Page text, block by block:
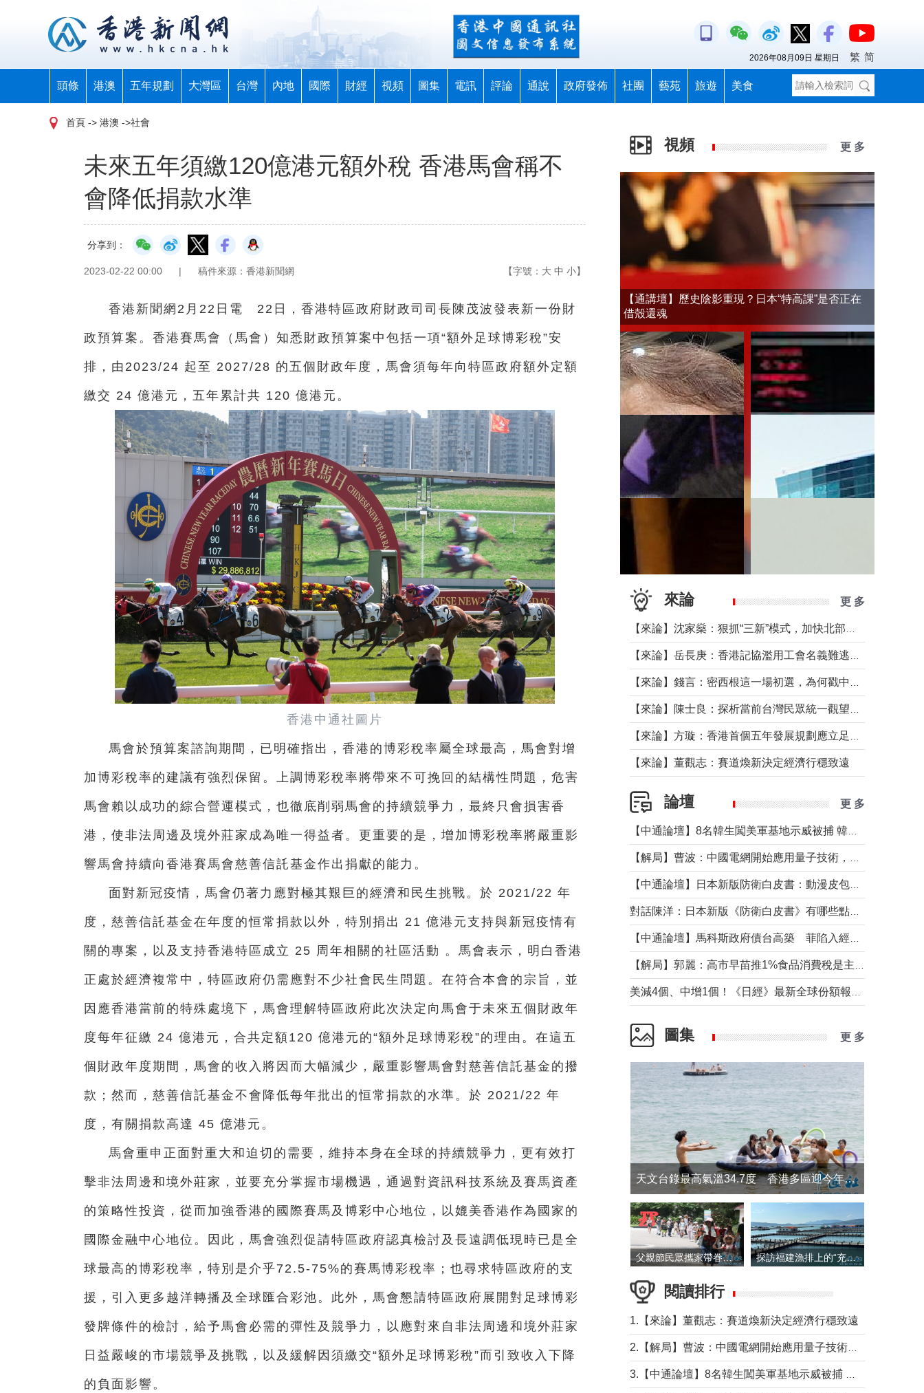
頭條 港澳 五年規劃 大灣區 台灣 內地 國際 財經 視頻 圖集 電訊 評論 通說 政府發佈 社團 藝苑 旅遊 美食
2026年08月09日 星期日 繁 简
首頁 -> 港澳 ->社會
未來五年須繳120億港元額外稅 香港馬會稱不
會降低捐款水準
分享到：
2023-02-22 00:00 | 稿件來源：香港新聞網 【字號： 大 中 小】
香港新聞網2月22日電 22日，香港特區政府財政司司長陳茂波發表新一份財
政預算案。香港賽馬會（馬會）知悉財政預算案中包括一項“額外足球博彩稅”安
排，由2023/24 起至 2027/28 的五個財政年度，馬會須每年向特區政府額外定額
繳交 24 億港元，五年累計共 120 億港元。
香港中通社圖片
馬會於預算案諮詢期間，已明確指出，香港的博彩稅率屬全球最高，馬會對增
加博彩稅率的建議有強烈保留。上調博彩稅率將帶來不可挽回的結構性問題，危害
馬會賴以成功的綜合營運模式，也徹底削弱馬會的持續競爭力，最終只會損害香
港，使非法周邊及境外莊家成為唯一得益者。更重要的是，增加博彩稅率將嚴重影
響馬會持續向香港賽馬會慈善信託基金作出捐獻的能力。
面對新冠疫情，馬會仍著力應對極其艱巨的經濟和民生挑戰。於 2021/22 年
度，慈善信託基金在年度的恒常捐款以外，特別捐出 21 億港元支持與新冠疫情有
關的專案，以及支持香港特區成立 25 周年相關的社區活動 。 馬會表示， 明白香港
正處於經濟複常中，特區政府仍需應對不少社會民生問題。在符合本會的宗旨，並
因應香港當前的特殊處境下，馬會理解特區政府此次決定向馬會于未來五個財政年
度每年征繳 24 億港元，合共定額120 億港元的“額外足球博彩稅”的理由。在這五
個財政年度期間，馬會的收入將因而大幅減少，嚴重影響馬會對慈善信託基金的撥
款；然而，慈善信託基金不會降低每年批出的恒常捐款的水準。於 2021/22 年
度，有關捐款高達 45 億港元。
馬會重申正面對重大和迫切的需要，維持本身在全球的持續競爭力，更有效打
擊非法周邊和境外莊家，並要充分掌握市場機遇，通過對資訊科技系統及賽馬資產
的策略性投資，從而加強香港的國際賽馬及博彩中心地位，以媲美香港作為國家的
國際金融中心地位。因此，馬會強烈促請特區政府認真檢討及長遠調低現時已是全
球最高的博彩稅率，特別是介乎72.5-75%的賽馬博彩稅率；也尋求特區政府的支
援，引入更多越洋轉播及全球匯合彩池。此外， 馬會懇請特區政府展開對足球博彩
發牌條件的檢討，給予馬會必需的彈性及競爭力，以應對來自非法周邊和境外莊家
日益嚴峻的市場競爭及挑戰，以及緩解因須繳交“額外足球博彩稅”而引致收入下降
的負面影響。
視頻 更 多
【通講壇】歷史陰影重現？日本“特高課”是否正在
借殼還魂
來論 更 多
【來論】董觀志：賽道煥新決定經濟行穩致遠
論壇 更 多
圖集 更 多
天文台錄最高氣溫34.7度 香港多區迎今年最熱一天
父親節民眾攜家帶眷出遊 探訪福建漁排上的“充電寶”
閱讀排行
1.【來論】董觀志：賽道煥新決定經濟行穩致遠